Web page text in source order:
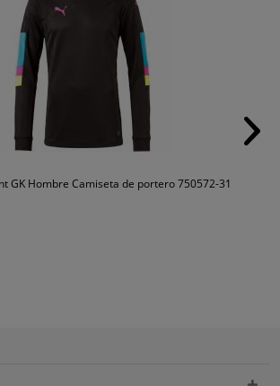
GK Hombre Camiseta de portero 750572-31